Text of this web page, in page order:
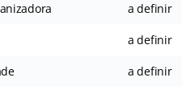
a definir
a definir
a definir